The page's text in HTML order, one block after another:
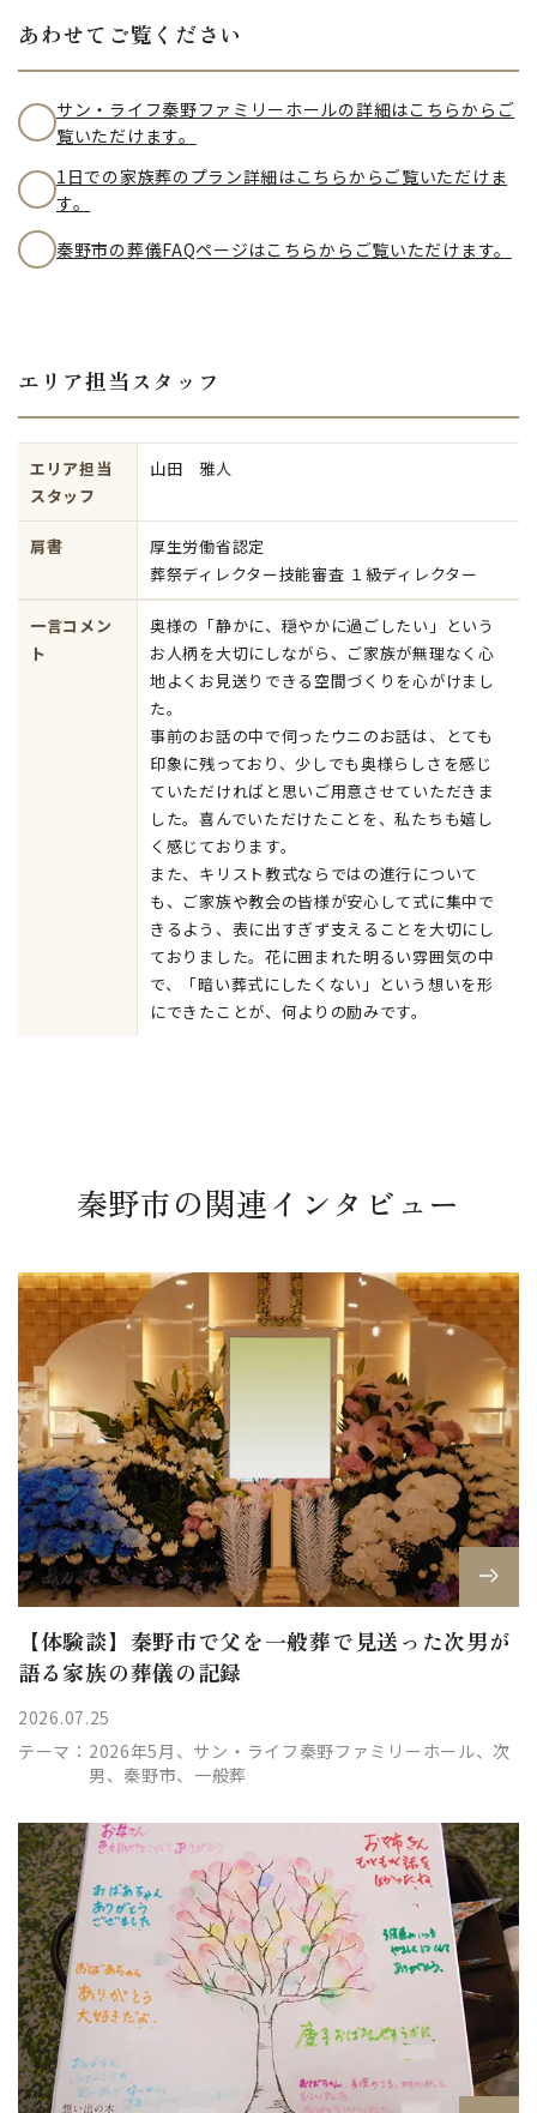
あわせてご覧ください
サン・ライフ秦野ファミリーホールの詳細はこちらからご
覧いただけます。
1日での家族葬のプラン詳細はこちらからご覧いただけま
す。
秦野市の葬儀FAQページはこちらからご覧いただけます。
エリア担当スタッフ
エリア担当
スタッフ
山田 雅人
肩書
厚生労働省認定
葬祭ディレクター技能審査 １級ディレクター
一言コメン
ト
奥様の「静かに、穏やかに過ごしたい」という
お人柄を大切にしながら、ご家族が無理なく心
地よくお見送りできる空間づくりを心がけまし
た。
事前のお話の中で伺ったウニのお話は、とても
印象に残っており、少しでも奥様らしさを感じ
ていただければと思いご用意させていただきま
した。喜んでいただけたことを、私たちも嬉し
く感じております。
また、キリスト教式ならではの進行について
も、ご家族や教会の皆様が安心して式に集中で
きるよう、表に出すぎず支えることを大切にし
ておりました。花に囲まれた明るい雰囲気の中
で、「暗い葬式にしたくない」という想いを形
にできたことが、何よりの励みです。
秦野市の関連インタビュー
【体験談】秦野市で父を一般葬で見送った次男が
語る家族の葬儀の記録
2026.07.25
テーマ： 2026年5月、サン・ライフ秦野ファミリーホール、次
男、秦野市、一般葬